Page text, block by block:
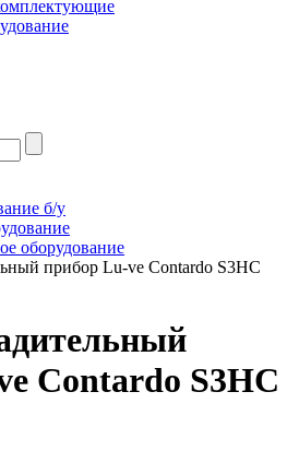
б/у
оборудование
прибор Lu-ve Contardo S3HC
Contardo S3HC